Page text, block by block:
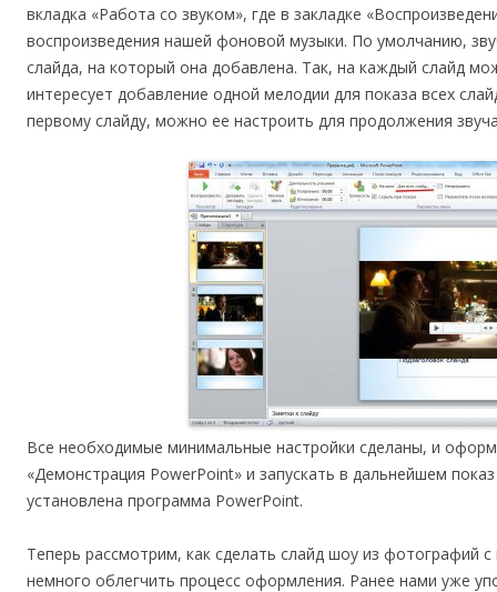
вкладка «Работа со звуком», где в закладке
воспроизведения нашей фоновой музыки. По умолчанию,
слайда, на который она добавлена. Так, на каждый слайд
интересует добавление одной мелодии для показа всех
первому слайду, можно ее настроить для продолжения
Все необходимые минимальные настройки сделаны, и
«Демонстрация PowerPoint» и запускать в дальнейшем
установлена программа PowerPoint.
Теперь рассмотрим, как сделать слайд шоу из фотографий
немного облегчить процесс оформления. Ранее нами уже